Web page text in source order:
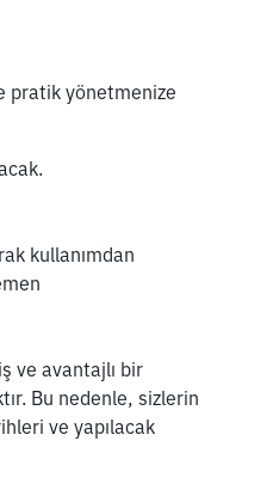
pratik yönetmenize
kullanımdan
ve avantajlı bir
Bu nedenle, sizlerin
ve yapılacak